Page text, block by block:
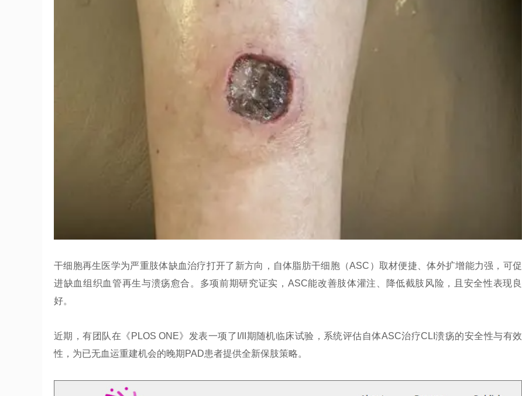
干细胞再生医学为严重肢体缺血治疗打开了新方向，自体脂肪干细胞（ASC）取材便捷、体外扩增能力强，可促
进缺血组织血管再生与溃疡愈合。多项前期研究证实，ASC能改善肢体灌注、降低截肢风险，且安全性表现良
好。
近期，有团队在《PLOS ONE》发表一项了I/II期随机临床试验，系统评估自体ASC治疗CLI溃疡的安全性与有效
性，为已无血运重建机会的晚期PAD患者提供全新保肢策略。